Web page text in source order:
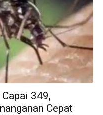
349,
Cepat